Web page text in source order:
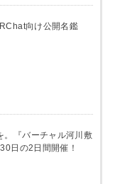
向け公開名鑑
。『バーチャル河川敷
日の2日間開催！